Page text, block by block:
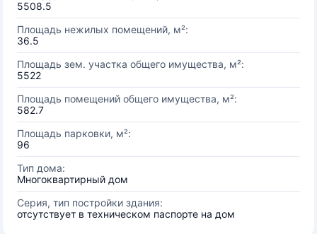
5508.5
Площадь нежилых помещений, м²:
36.5
Площадь зем. участка общего имущества, м²:
5522
Площадь помещений общего имущества, м²:
582.7
Площадь парковки, м²:
96
Тип дома:
Многоквартирный дом
Серия, тип постройки здания:
отсутствует в техническом паспорте на дом